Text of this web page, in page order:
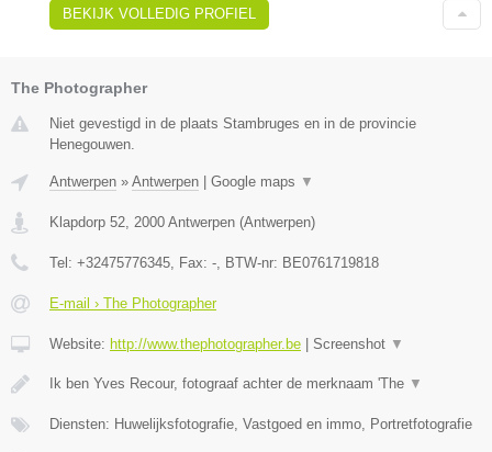
BEKIJK VOLLEDIG PROFIEL
The Photographer
Niet gevestigd in de plaats Stambruges en in de provincie
Henegouwen.
Antwerpen » Antwerpen Google maps ▼
Klapdorp 52, 2000 Antwerpen (Antwerpen)
Tel: +32475776345, Fax: -, BTW-nr: BE0761719818
E-mail › The Photographer
Website: http://www.thephotographer.be Screenshot ▼
Ik ben Yves Recour, fotograaf achter de merknaam 'The ▼
Diensten: Huwelijksfotografie, Vastgoed en immo, Portretfotografie